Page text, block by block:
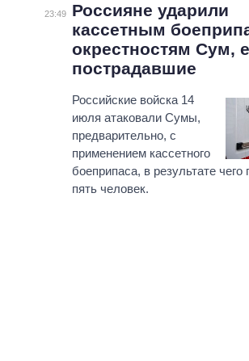
СТАТЬИ
ОБЗОРЫ
МИР
ПОЛИТИКИ
ПРЕЗИДЕНТ И ОФИС
КАБИНЕТ МИНИСТРОВ
ГЛАВЫ ОБЛАДМИНИСТРАЦИЙ
МЭРЫ
ВСЕ ПЕРСОНЫ
ИНФОГРАФИКА
ВИДЕО
ПОДДЕРЖАТЬ
СРАВНЕНИЕ
23:49
Россияне ударили
кассетным
окрестностям Сум,
пострадавшие
Российские войска 14
июля атаковали Сумы,
предварительно, с
применением кассетного
боеприпаса, в результате чего
пять человек.